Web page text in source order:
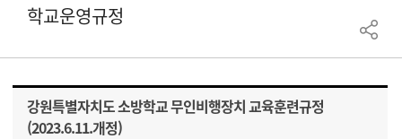
학교운영규정
강원특별자치도 소방학교 무인비행장치 교육훈련규정
(2023.6.11.개정)